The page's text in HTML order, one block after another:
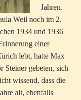
Jahren.
Weil noch im 2.
1934 und 1936
einer
lebt, hatte Max
gebeten, sich
wissend, dass die
alt, ebenfalls